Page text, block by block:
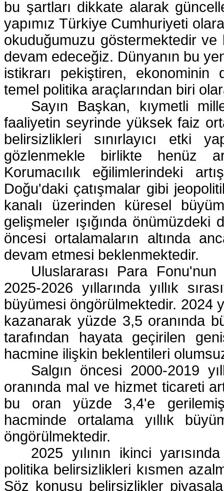
bu şartları dikkate alarak
yapımız Türkiye Cumhuriyeti
okuduğumuzu göstermektedir ve
devam edeceğiz. Dünyanın bu
istikrarı pekiştiren, ekonominin
temel politika araçlarından biri
Sayın Başkan, kıymetli
faaliyetin seyrinde yüksek faiz
belirsizlikleri sınırlayıcı etki
gözlenmekle birlikte henüz
Korumacılık eğilimlerindeki
Doğu'daki çatışmalar gibi
kanalı üzerinden küresel
gelişmeler ışığında
öncesi ortalamaların altında
devam etmesi beklenmektedir.
Uluslararası Para
2025-2026 yıllarında yıllık
büyümesi öngörülmektedir. 2024
kazanarak yüzde 3,5 oranında
tarafından hayata geçirilen
hacmine ilişkin beklentileri
Salgın öncesi 2000-2019
oranında mal ve hizmet ticareti
bu oran yüzde 3,4'e
hacminde ortalama yıllık
öngörülmektedir.
2025 yılının ikinci
politika belirsizlikleri kısmen
Söz konusu belirsizlikler